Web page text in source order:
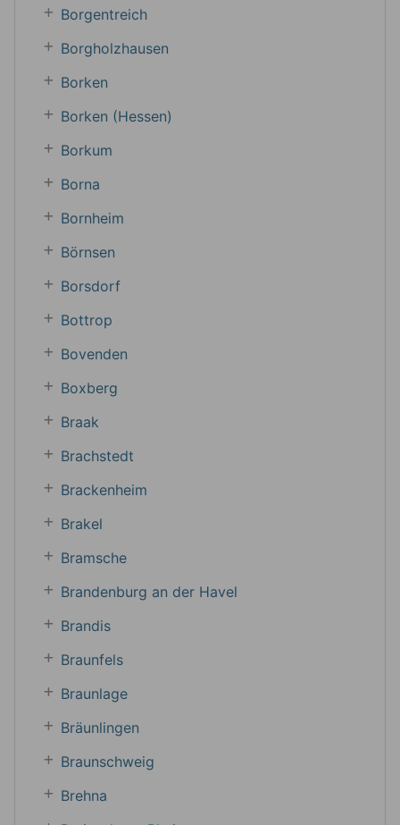
Borgentreich
Borgholzhausen
Borken
Borken (Hessen)
Borkum
Borna
Bornheim
Börnsen
Borsdorf
Bottrop
Bovenden
Boxberg
Braak
Brachstedt
Brackenheim
Brakel
Bramsche
Brandenburg an der Havel
Brandis
Braunfels
Braunlage
Bräunlingen
Braunschweig
Brehna